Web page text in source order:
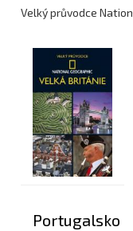
Velký průvodce
Portugalsko